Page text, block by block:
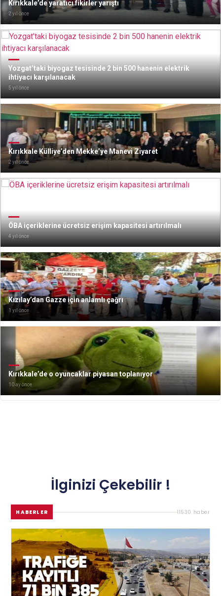
Kırıkkale’de yaratıcı fikirler yarıştı
2 yıl önce
Yozgat’taki biyogaz tesisinde 2 bin 500 hanenin elektrik
ihtiyacı karşılanacak
5 yıl önce
Kırıkkale Külliye’den Mekke’ye Manevi Ziyaret
2 yıl önce
ÖBA içeriklerine ücretsiz erişim kapasitesi artırılmalı
4 yıl önce
Kızılay’dan Gazze için anlamlı çağrı
1 yıl önce
Kırıkkale’de o oyuncaklar piyasan toplanıyor
10 ay önce
İlginizi Çekebilir !
HABERLER 11530 haber